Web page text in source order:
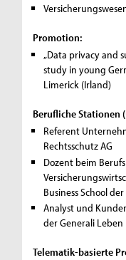
Promotion:
„Data privacy and
study in young
Limerick (Irland)
Berufliche Stationen
Referent
Rechtsschutz AG
Dozent beim
Business School
Analyst und
der Generali Leben
Telematik-basierte